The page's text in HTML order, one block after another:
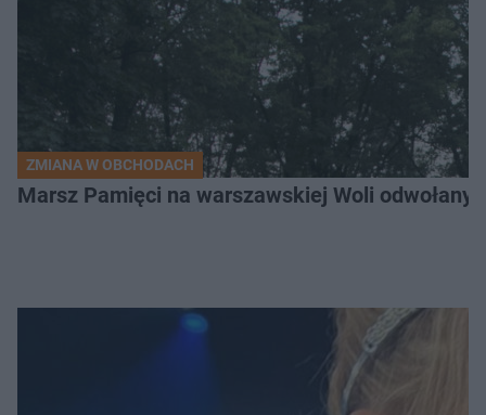
ZMIANA W OBCHODACH